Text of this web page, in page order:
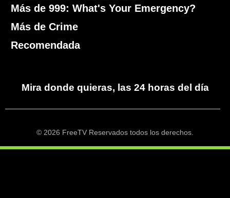
Más de 999: What's Your Emergency?
Más de Crime
Recomendada
Mira donde quieras, las 24 horas del día
© 2026 FreeTV Reservados todos los derechos.